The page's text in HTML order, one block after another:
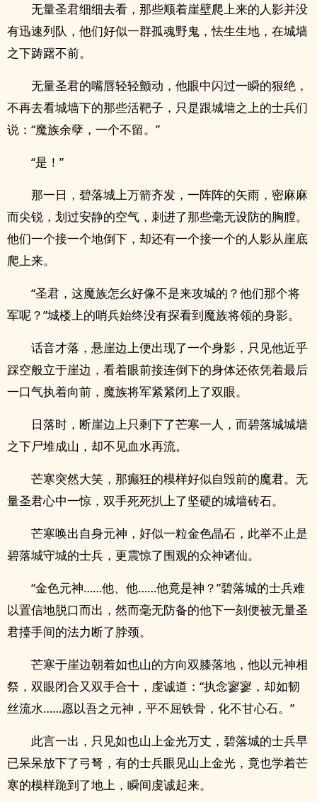
无量圣君细细去看，那些顺着崖壁爬上来的人影并没
有迅速列队，他们好似一群孤魂野鬼，怯生生地，在城墙
之下踌躇不前。
无量圣君的嘴唇轻轻颤动，他眼中闪过一瞬的狠绝，
不再去看城墙下的那些活靶子，只是跟城墙之上的士兵们
说：“魔族余孽，一个不留。”
“是！”
那一日，碧落城上万箭齐发，一阵阵的矢雨，密麻麻
而尖锐，划过安静的空气，刺进了那些毫无设防的胸膛。
他们一个接一个地倒下，却还有一个接一个的人影从崖底
爬上来。
“圣君，这魔族怎幺好像不是来攻城的？他们那个将
军呢？”城楼上的哨兵始终没有探看到魔族将领的身影。
话音才落，悬崖边上便出现了一个身影，只见他近乎
踩空般立于崖边，看着眼前接连倒下的身体还依凭着最后
一口气执着向前，魔族将军紧紧闭上了双眼。
日落时，断崖边上只剩下了芒寒一人，而碧落城城墙
之下尸堆成山，却不见血水再流。
芒寒突然大笑，那癫狂的模样好似自毁前的魔君。无
量圣君心中一惊，双手死死扒上了坚硬的城墙砖石。
芒寒唤出自身元神，好似一粒金色晶石，此举不止是
碧落城守城的士兵，更震惊了围观的众神诸仙。
“金色元神……他、他……他竟是神？”碧落城的士兵难
以置信地脱口而出，然而毫无防备的他下一刻便被无量圣
君擡手间的法力断了脖颈。
芒寒于崖边朝着如也山的方向双膝落地，他以元神相
祭，双眼闭合又双手合十，虔诚道：“执念寥寥，却如韧
丝流水……愿以吾之元神，平不屈铁骨，化不甘心石。”
此言一出，只见如也山上金光万丈，碧落城的士兵早
已呆呆放下了弓弩，有的士兵眼见山上金光，竟也学着芒
寒的模样跪到了地上，瞬间虔诚起来。